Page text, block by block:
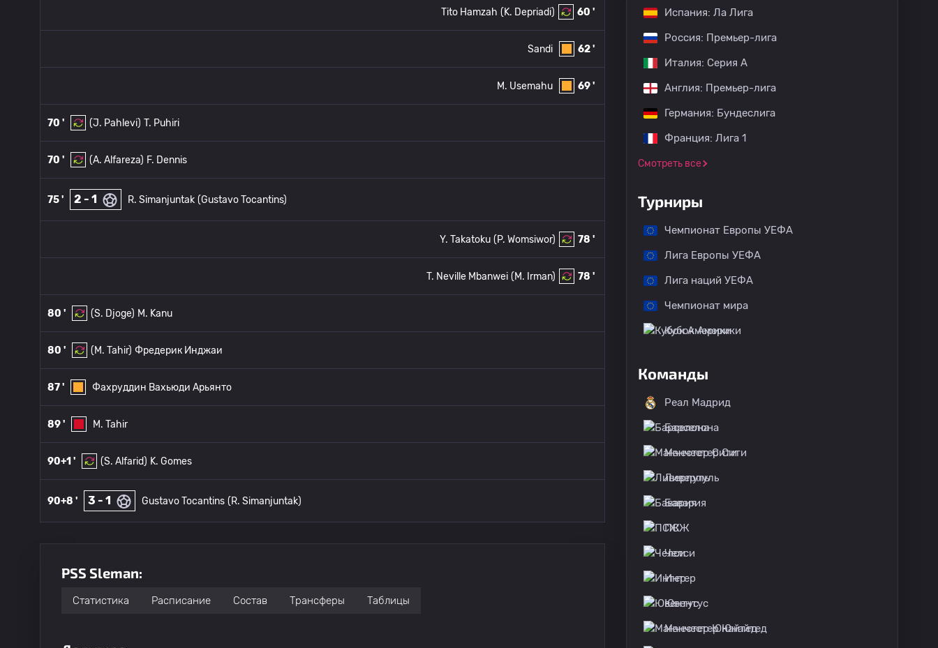
60 '
(K. Depriadi)
Tito Hamzah
62 '
Sandi
69 '
M. Usemahu
70 ' (J. Pahlevi) T. Puhiri
70 ' (A. Alfareza) F. Dennis
75 ' 2 - 1 R. Simanjuntak (Gustavo Tocantins)
78 '
(P. Womsiwor)
Y. Takatoku
78 '
(M. Irman)
T. Neville Mbanwei
80 ' (S. Djoge) M. Kanu
80 ' (M. Tahir) Фредерик Инджаи
87 ' Фахруддин Вахьюди Арьянто
89 ' M. Tahir
90+1 ' (S. Alfarid) K. Gomes
90+8 ' 3 - 1 Gustavo Tocantins (R. Simanjuntak)
PSS Sleman:
Статистика Расписание Состав Трансферы Таблицы
Испания: Ла Лига
Россия: Премьер-лига
Италия: Серия А
Англия: Премьер-лига
Германия: Бундеслига
Франция: Лига 1
Смотреть все
Турниры
Чемпионат Европы УЕФА
Лига Европы УЕФА
Лига наций УЕФА
Чемпионат мира
Кубок Америки
Команды
Реал Мадрид
Барселона
Манчестер Сити
Ливерпуль
Бавария
ПСЖ
Челси
Интер
Ювентус
Манчестер Юнайтед